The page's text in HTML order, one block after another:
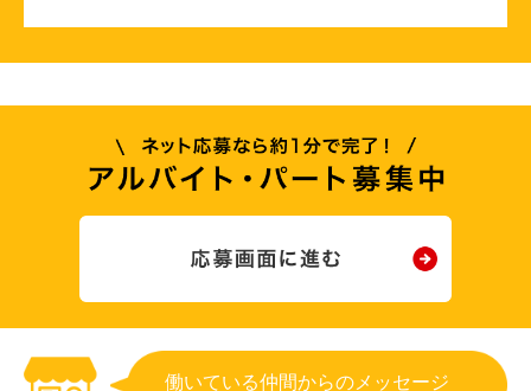
働いている仲間からのメッセージ